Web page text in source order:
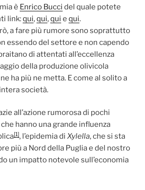
è Enrico Bucci del quale potete
link:qui,qui,qui e qui.
a fare più rumore sono soprattutto
essendo del settore e non capendo
di attentati all’eccellenza
della produzione olivicola
ha più ne metta. E come al solito a
società.
all’azione rumorosa di pochi
hanno una grande influenza
[1], l’epidemia di Xylella, che si sta
più a Nord della Puglia e del nostro
un impatto notevole sull’economia